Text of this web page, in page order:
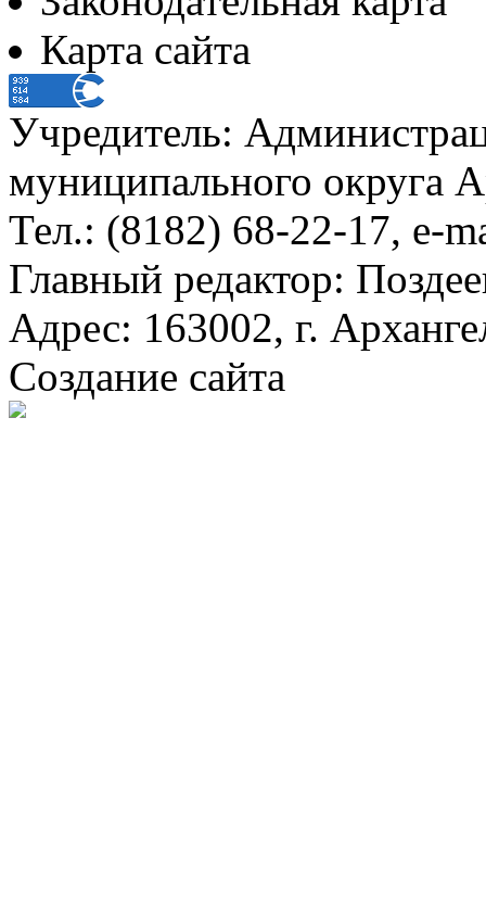
Карта сайта
Учредитель:
муниципального округа
Тел.: (8182) 68-22-17, e-
Главный редактор:
Адрес: 163002, г.
Создание сайта